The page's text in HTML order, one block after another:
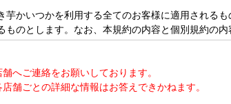
へご連絡をお願いしております。
舗ごとの詳細な情報はお答えできかねます。